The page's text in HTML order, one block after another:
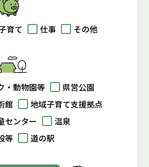
育て 仕事 その他
・動物園等
県営公園
館
地域子育て支援拠点
センター
温泉
等
道の駅